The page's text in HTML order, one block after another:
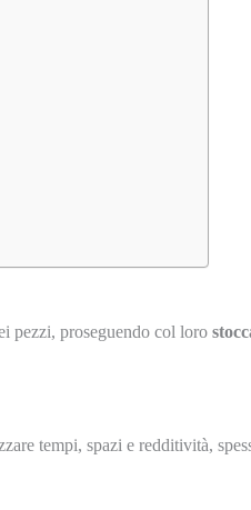
pezzi, proseguendo col loro
tempi, spazi e redditività,